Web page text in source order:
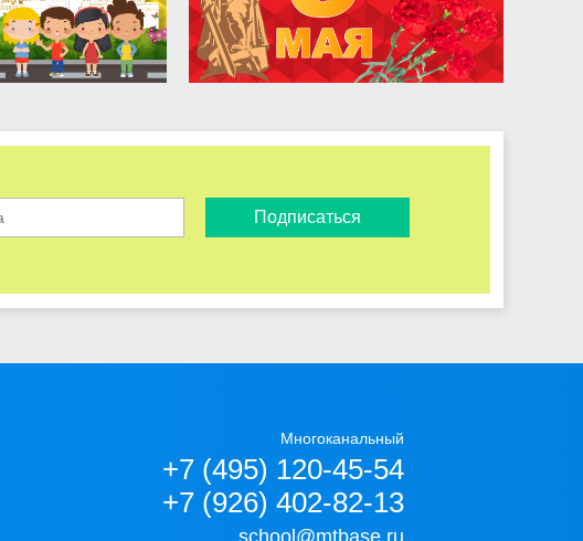
Подписаться
Многоканальный
+7 (495) 120-45-54
+7 (926) 402-82-13
school@mtbase.ru